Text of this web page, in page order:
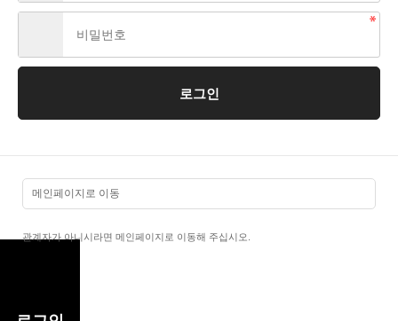
메인페이지로 이동
관계자가 아니시라면 메인페이지로 이동해 주십시오.